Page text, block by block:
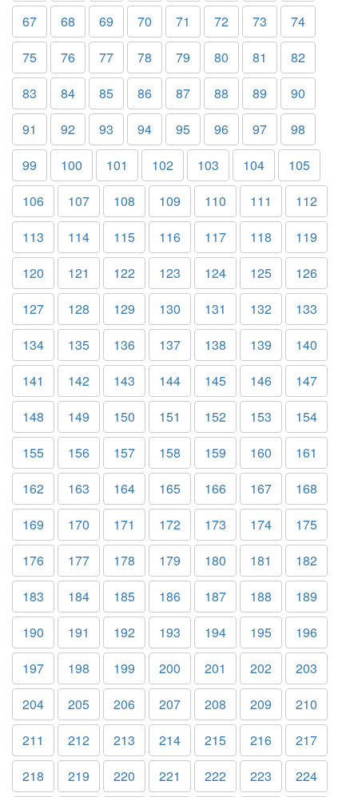
67
68 69 70 71 72 73
74
75
76 77 78 79 80 81
82
83
84 85 86 87 88 89
90
91
92 93 94 95 96 97
98
99
100 101 102 103 104
105
106
107 108 109 110 111
112
113
114 115 116 117 118
119
120
121 122 123 124 125
126
127
128 129 130 131 132
133
134
135 136 137 138 139
140
141
142 143 144 145 146
147
148
149 150 151 152 153
154
155
156 157 158 159 160
161
162
163 164 165 166 167
168
169
170 171 172 173 174
175
176
177 178 179 180 181
182
183
184 185 186 187 188
189
190
191 192 193 194 195
196
197
198 199 200 201 202
203
204
205 206 207 208 209
210
211
212 213 214 215 216
217
218
219 220 221 222 223
224